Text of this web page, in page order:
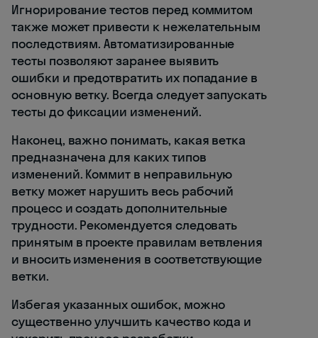
Игнорирование тестов перед коммитом
также может привести к нежелательным
последствиям. Автоматизированные
тесты позволяют заранее выявить
ошибки и предотвратить их попадание в
основную ветку. Всегда следует запускать
тесты до фиксации изменений.
Наконец, важно понимать, какая ветка
предназначена для каких типов
изменений. Коммит в неправильную
ветку может нарушить весь рабочий
процесс и создать дополнительные
трудности. Рекомендуется следовать
принятым в проекте правилам ветвления
и вносить изменения в соответствующие
ветки.
Избегая указанных ошибок, можно
существенно улучшить качество кода и